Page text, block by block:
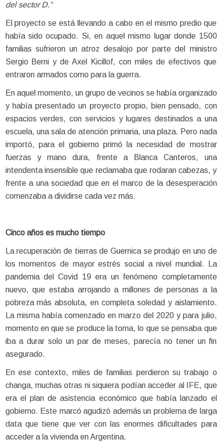
del sector D.”
El proyecto se está llevando a cabo en el mismo predio que
había sido ocupado. Si, en aquel mismo lugar donde 1500
familias sufrieron un atroz desalojo por parte del ministro
Sergio Berni y de Axel Kicillof, con miles de efectivos que
entraron armados como para la guerra.
En aquel momento, un grupo de vecinos se había organizado
y había presentado un proyecto propio, bien pensado, con
espacios verdes, con servicios y lugares destinados a una
escuela, una sala de atención primaria, una plaza. Pero nada
importó, para el gobierno primó la necesidad de mostrar
fuerzas y mano dura, frente a Blanca Canteros, una
intendenta insensible que reclamaba que rodaran cabezas, y
frente a una sociedad que en el marco de la desesperación
comenzaba a dividirse cada vez más.
Cinco años es mucho tiempo
La recuperación de tierras de Guernica se produjo en uno de
los momentos de mayor estrés social a nivel mundial. La
pandemia del Covid 19 era un fenómeno completamente
nuevo, que estaba arrojando a millones de personas a la
pobreza más absoluta, en completa soledad y aislamiento.
La misma había comenzado en marzo del 2020 y para julio,
momento en que se produce la toma, lo que se pensaba que
iba a durar solo un par de meses, parecía no tener un fin
asegurado.
En ese contexto, miles de familias perdieron su trabajo o
changa, muchas otras ni siquiera podían acceder al IFE, que
era el plan de asistencia económico que había lanzado el
gobierno. Este marcó agudizó además un problema de larga
data que tiene que ver con las enormes dificultades para
acceder a la vivienda en Argentina.